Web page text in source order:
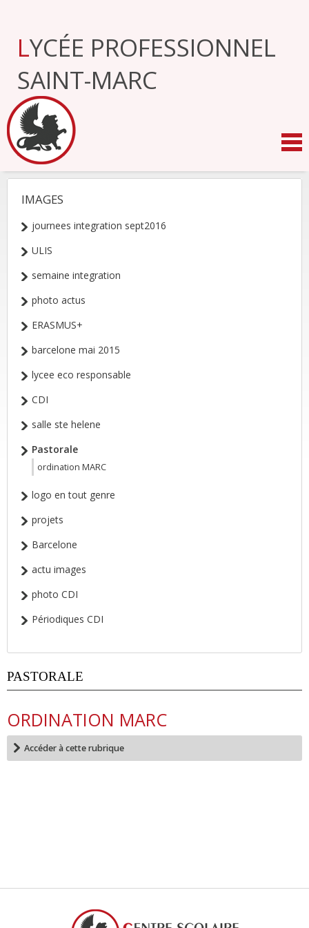
navigation
LYCÉE PROFESSIONNEL
SAINT-MARC
NAVIGATION
IMAGES
journees integration sept2016
ULIS
semaine integration
photo actus
ERASMUS+
barcelone mai 2015
lycee eco responsable
CDI
salle ste helene
Pastorale
ordination MARC
logo en tout genre
projets
Barcelone
actu images
photo CDI
Périodiques CDI
PASTORALE
ORDINATION MARC
Accéder à cette rubrique